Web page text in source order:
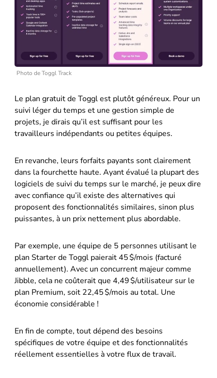
Photo de Toggl Track
Le plan gratuit de Toggl est plutôt généreux. Pour un
suivi léger du temps et une gestion simple de
projets, je dirais qu’il est suffisant pour les
travailleurs indépendants ou petites équipes.
En revanche, leurs forfaits payants sont clairement
dans la fourchette haute. Ayant évalué la plupart des
logiciels de suivi du temps sur le marché, je peux dire
avec confiance qu’il existe des alternatives qui
proposent des fonctionnalités similaires, sinon plus
puissantes, à un prix nettement plus abordable.
Par exemple, une équipe de 5 personnes utilisant le
plan Starter de Toggl paierait 45 $/mois (facturé
annuellement). Avec un concurrent majeur comme
Jibble, cela ne coûterait que 4,49 $/utilisateur sur le
plan Premium, soit 22,45 $/mois au total. Une
économie considérable !
En fin de compte, tout dépend des besoins
spécifiques de votre équipe et des fonctionnalités
réellement essentielles à votre flux de travail.